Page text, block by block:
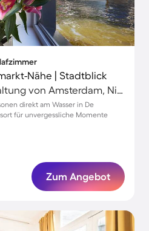
Nähe | Stadtblick
Amsterdam, Verwaltung von Amsterdam, Niederlande
direkt am Wasser in De
für unvergessliche Momente
Zum Angebot